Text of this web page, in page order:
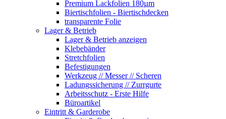
Premium Lackfolien 180µm
Biertischfolien - Biertischdecken
transparente Folie
Lager & Betrieb
Lager & Betrieb anzeigen
Klebebänder
Stretchfolien
Befestigungen
Werkzeug // Messer // Scheren
Ladungssicherung // Zurrgurte
Arbeitsschutz - Erste Hilfe
Büroartikel
Eintritt & Garderobe